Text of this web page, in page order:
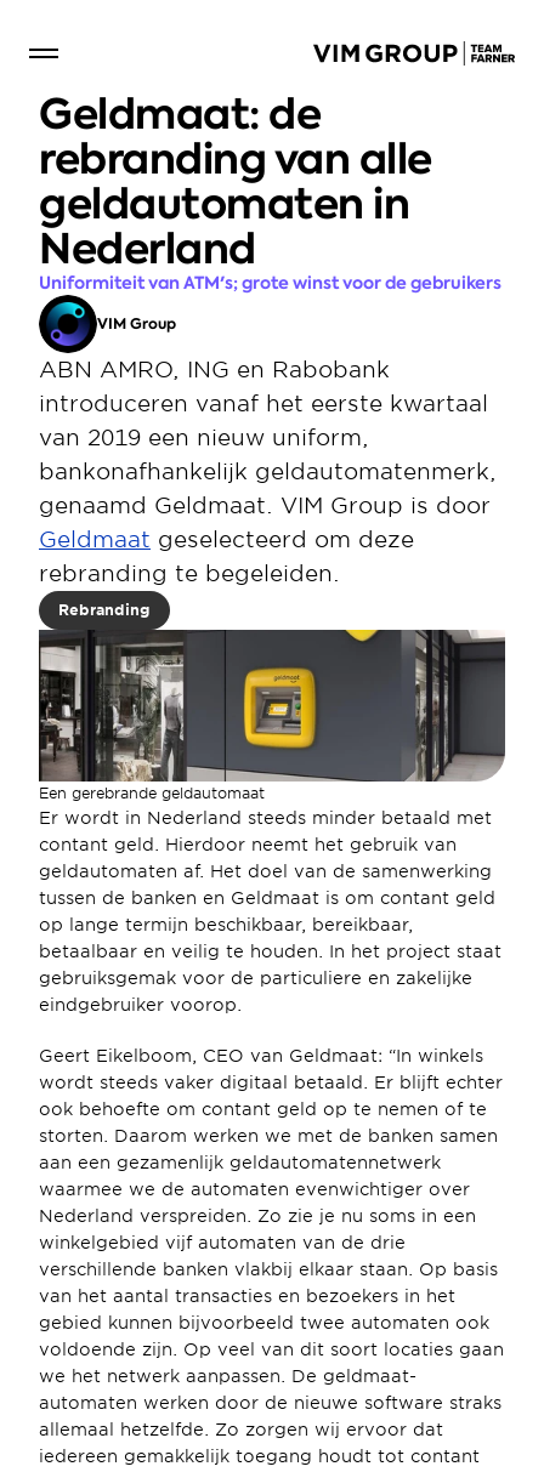
Geldmaat: de
rebranding van alle
geldautomaten in
Nederland
Uniformiteit van ATM's; grote winst voor de gebruikers
VIM Group
ABN AMRO, ING en Rabobank
introduceren vanaf het eerste kwartaal
van 2019 een nieuw uniform,
bankonafhankelijk geldautomatenmerk,
Geldmaat geselecteerd om deze
rebranding te begeleiden.
Rebranding
Een gerebrande geldautomaat
Er wordt in Nederland steeds minder betaald met
contant geld. Hierdoor neemt het gebruik van
geldautomaten af. Het doel van de samenwerking
tussen de banken en Geldmaat is om contant geld
op lange termijn beschikbaar, bereikbaar,
betaalbaar en veilig te houden. In het project staat
gebruiksgemak voor de particuliere en zakelijke
eindgebruiker voorop.
Geert Eikelboom, CEO van Geldmaat: “In winkels
wordt steeds vaker digitaal betaald. Er blijft echter
ook behoefte om contant geld op te nemen of te
storten. Daarom werken we met de banken samen
aan een gezamenlijk geldautomatennetwerk
waarmee we de automaten evenwichtiger over
Nederland verspreiden. Zo zie je nu soms in een
winkelgebied vijf automaten van de drie
verschillende banken vlakbij elkaar staan. Op basis
van het aantal transacties en bezoekers in het
gebied kunnen bijvoorbeeld twee automaten ook
voldoende zijn. Op veel van dit soort locaties gaan
we het netwerk aanpassen. De geldmaat-
automaten werken door de nieuwe software straks
allemaal hetzelfde. Zo zorgen wij ervoor dat
iedereen gemakkelijk toegang houdt tot contant